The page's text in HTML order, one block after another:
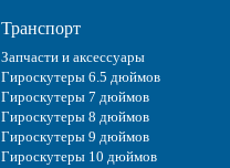
Транспорт
Запчасти и аксессуары
Гироскутеры 6.5 дюймов
Гироскутеры 7 дюймов
Гироскутеры 8 дюймов
Гироскутеры 9 дюймов
Гироскутеры 10 дюймов